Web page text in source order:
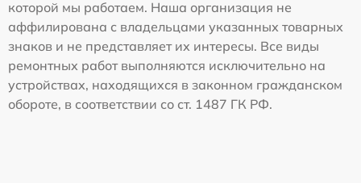
которой мы работаем. Наша организация не
аффилирована с владельцами указанных товарных
знаков и не представляет их интересы. Все виды
ремонтных работ выполняются исключительно на
устройствах, находящихся в законном гражданском
обороте, в соответствии со ст. 1487 ГК РФ.